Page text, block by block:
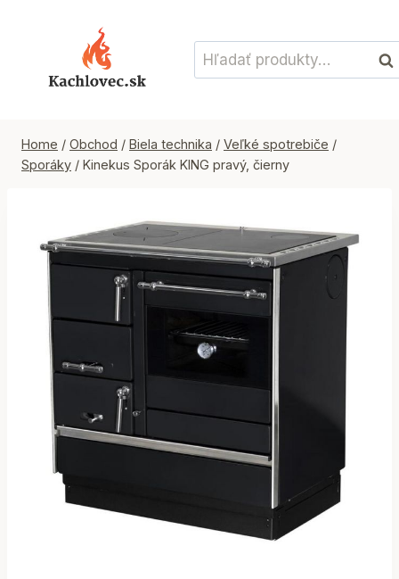
Hľadať:
Home / Obchod / Biela technika / Veľké spotrebiče /
Sporáky / Kinekus Sporák KING pravý, čierny